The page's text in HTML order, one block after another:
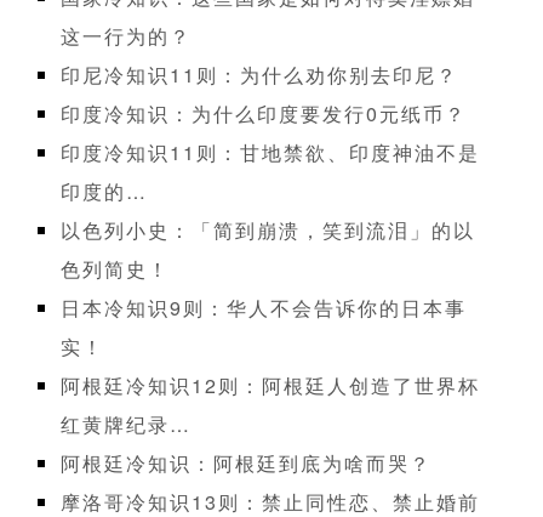
这一行为的？
印尼冷知识11则：为什么劝你别去印尼？
印度冷知识：为什么印度要发行0元纸币？
印度冷知识11则：甘地禁欲、印度神油不是
印度的…
以色列小史：「简到崩溃，笑到流泪」的以
色列简史！
日本冷知识9则：华人不会告诉你的日本事
实！
阿根廷冷知识12则：阿根廷人创造了世界杯
红黄牌纪录…
阿根廷冷知识：阿根廷到底为啥而哭？
摩洛哥冷知识13则：禁止同性恋、禁止婚前